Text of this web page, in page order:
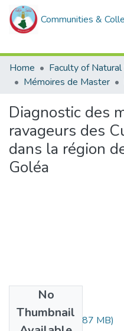
Communities &
Home
Mémoires de Master
Diagnostic des
ravageurs des
dans la région
Goléa
No
Thumbnail
630.4.146.pdf(3.87 MB)